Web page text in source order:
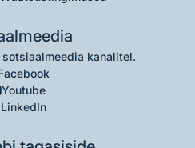
kanalitel.
Youtube
LinkedIn